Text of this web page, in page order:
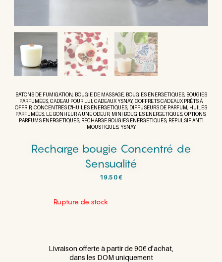
BÂTONS DE FUMIGATION, BOUGIE DE MASSAGE, BOUGIES ÉNERGÉTIQUES, BOUGIES
PARFUMÉES, CADEAU POUR LUI, CADEAUX YSNAY, COFFRETS CADEAUX PRÊTS À
OFFRIR, CONCENTRÉS D'HUILES ÉNERGÉTIQUES, DIFFUSEURS DE PARFUM, HUILES
PARFUMÉES, LE BONHEUR A UNE ODEUR, MINI BOUGIES ENERGETIQUES, OPTIONS,
PARFUMS ÉNERGETIQUES, RECHARGE BOUGIES ÉNERGÉTIQUES, RÉPULSIF ANTI
MOUSTIQUES, YSNAY
Recharge bougie Concentré de
Sensualité
19.50€
Rupture de stock
Livraison offerte à partir de 90€ d'achat,
dans les DOM uniquement